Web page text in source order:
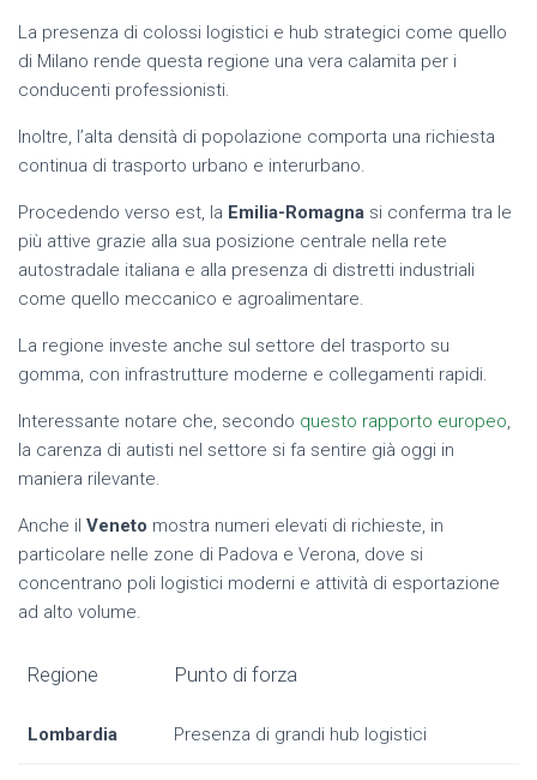
La presenza di colossi logistici e hub strategici come quello
di Milano rende questa regione una vera calamita per i
conducenti professionisti.
Inoltre, l’alta densità di popolazione comporta una richiesta
continua di trasporto urbano e interurbano.
Procedendo verso est, la Emilia-Romagna si conferma tra le
più attive grazie alla sua posizione centrale nella rete
autostradale italiana e alla presenza di distretti industriali
come quello meccanico e agroalimentare.
La regione investe anche sul settore del trasporto su
gomma, con infrastrutture moderne e collegamenti rapidi.
Interessante notare che, secondo questo rapporto europeo,
la carenza di autisti nel settore si fa sentire già oggi in
maniera rilevante.
Anche il Veneto mostra numeri elevati di richieste, in
particolare nelle zone di Padova e Verona, dove si
concentrano poli logistici moderni e attività di esportazione
ad alto volume.
Regione Punto di forza
Lombardia Presenza di grandi hub logistici